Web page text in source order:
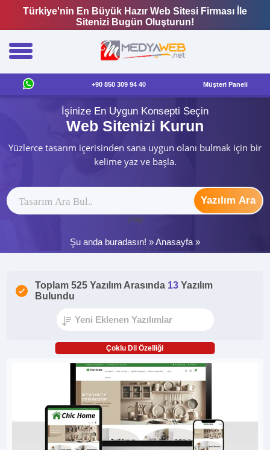
Türkiye'nin En Büyük Hazır Web Sitesi Firması İle
Sitenizi Bugün Oluşturun!
+90 850 309 94 40 Müşteri Paneli
İşinize En Uygun Konsepti Seçin
Web Sitenizi Kurun
Yüzlerce tasarım içerisinden sana uygun olanı bulmak için bir
kelime yaz ve başla.
Yazılım Ara
ytag
Şu anda buradasın! »Anasayfa »
Toplam 525 Yazılım Arasında 13Yazılım
Bulundu
Çoklu Dil Özelliği